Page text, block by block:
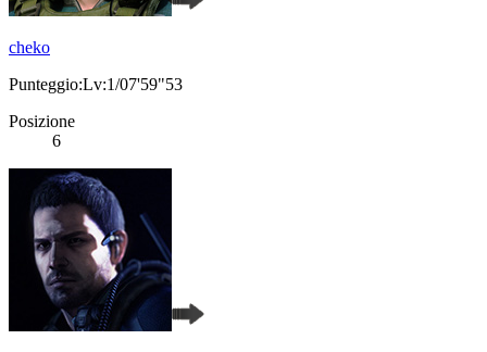
cheko
Punteggio:Lv:1/07'59"53
Posizione
6